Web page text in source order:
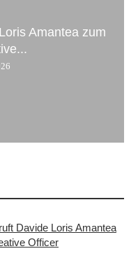
Amantea zum
Davide Loris Amantea
Officer